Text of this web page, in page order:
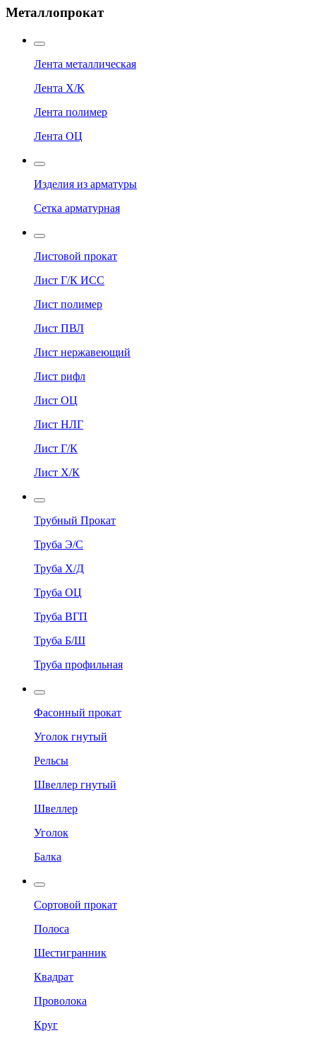
Металлопрокат
Лента металлическая
Лента Х/К
Лента полимер
Лента ОЦ
Изделия из арматуры
Сетка арматурная
Листовой прокат
Лист Г/К ИСС
Лист полимер
Лист ПВЛ
Лист нержавеющий
Лист рифл
Лист ОЦ
Лист НЛГ
Лист Г/К
Лист Х/К
Трубный Прокат
Труба Э/С
Труба Х/Д
Труба ОЦ
Труба ВГП
Труба Б/Ш
Труба профильная
Фасонный прокат
Уголок гнутый
Рельсы
Швеллер гнутый
Швеллер
Уголок
Балка
Сортовой прокат
Полоса
Шестигранник
Квадрат
Проволока
Круг